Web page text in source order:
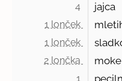
4 jajca
1 lonček
1 lonček
2 lončka moke
1